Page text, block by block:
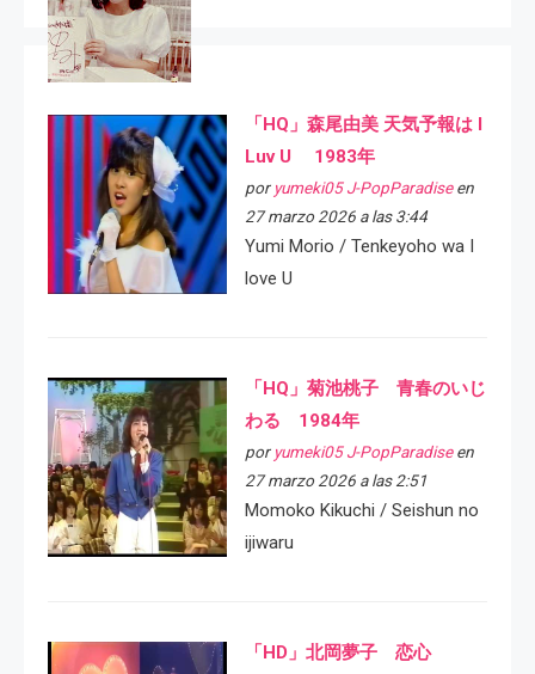
「HQ」森尾由美 天気予報は I
Luv U 1983年
por yumeki05 J-PopParadiseen
27 marzo 2026 a las 3:44
Yumi Morio / Tenkeyoho wa I
love U
「HQ」菊池桃子 青春のいじ
わる 1984年
por yumeki05 J-PopParadiseen
27 marzo 2026 a las 2:51
Momoko Kikuchi / Seishun no
ijiwaru
「HD」北岡夢子 恋心